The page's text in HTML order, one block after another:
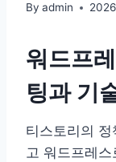
By admin
워드프
팅과 기
티스토리의
고 워드프레